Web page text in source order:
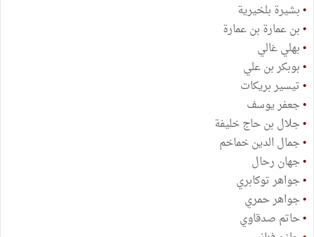
•بشيرة بلخيرية
•بن عمارة بن عمارة
•بهلي غالي
•بوبكر بن علي
•تيسير بريكات
•جعفر يوسف
•جلال بن حاج خليفة
•جمال الدين خماخم
•جهان رحال
•جواهر توكابري
•جواهر حمري
•حاتم صدقاوي